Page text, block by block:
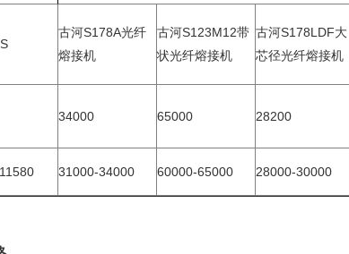
古河S178A光纤
熔接机
古河S123M12带
状光纤熔接机
古河S178LDF大
芯径光纤熔接机
34000 65000 28200
1580 31000-34000 60000-65000 28000-30000